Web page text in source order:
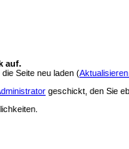
auf.
Seite neu laden (
geschickt, den Sie